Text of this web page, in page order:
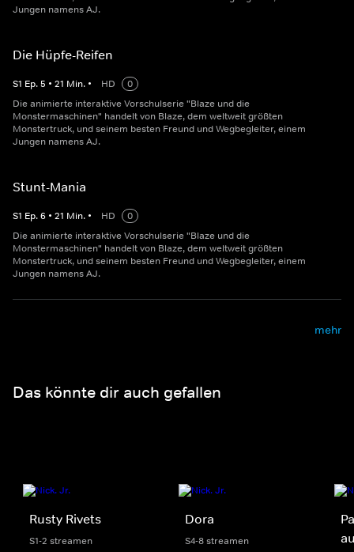
Jungen namens AJ.
Die Hüpfe-Reifen
S1 Ep.5 • 21 Min. • HD
0
Die animierte interaktive Vorschulserie "Blaze und die
Monstermaschinen" handelt von Blaze, dem weltweit größten
Monstertruck, und seinem besten Freund und Wegbegleiter, einem
Jungen namens AJ.
Stunt-Mania
S1 Ep.6 • 21 Min. • HD
0
Die animierte interaktive Vorschulserie "Blaze und die
Monstermaschinen" handelt von Blaze, dem weltweit größten
Monstertruck, und seinem besten Freund und Wegbegleiter, einem
Jungen namens AJ.
mehr
Das könnte dir auch gefallen
Rusty Rivets
S1-2 streamen
Dora
S4-8 streamen